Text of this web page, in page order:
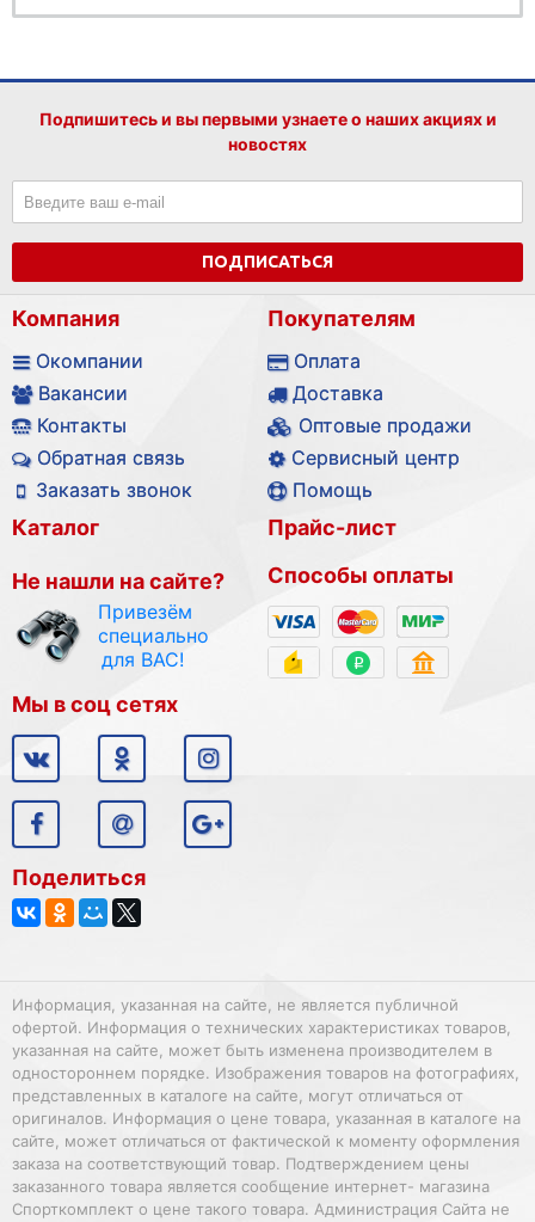
Подпишитесь и вы первыми узнаете о наших акциях и
новостях
ПОДПИСАТЬСЯ
Компания
Окомпании
Вакансии
Контакты
Обратная связь
Заказать звонок
Покупателям
Оплата
Доставка
Оптовые продажи
Сервисный центр
Помощь
Каталог
Не нашли на сайте?
Привезём
специально
для ВАС!
Прайс-лист
Способы оплаты
Мы в соц сетях
Поделиться
Информация, указанная на сайте, не является публичной
офертой. Информация о технических характеристиках товаров,
указанная на сайте, может быть изменена производителем в
одностороннем порядке. Изображения товаров на фотографиях,
представленных в каталоге на сайте, могут отличаться от
оригиналов. Информация о цене товара, указанная в каталоге на
сайте, может отличаться от фактической к моменту оформления
заказа на соответствующий товар. Подтверждением цены
заказанного товара является сообщение интернет- магазина
Спорткомплект о цене такого товара. Администрация Сайта не